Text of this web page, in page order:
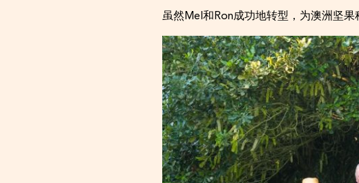
虽然Mel和Ron成功地转型，为澳洲坚